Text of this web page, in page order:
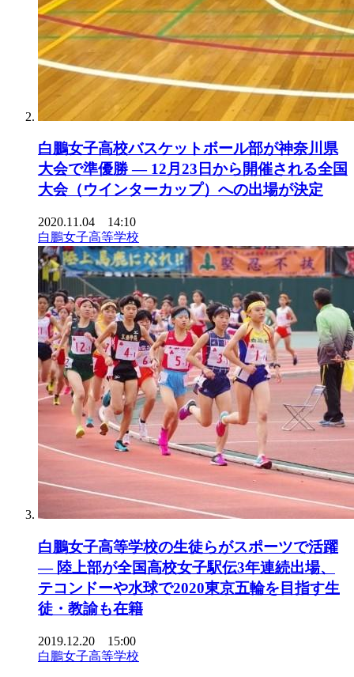
白鵬女子高校バスケットボール部が神奈川県
大会で準優勝 — 12月23日から開催される全国
大会（ウインターカップ）への出場が決定
2020.11.04 14:10
白鵬女子高等学校
白鵬女子高等学校の生徒らがスポーツで活躍
— 陸上部が全国高校女子駅伝3年連続出場、
テコンドーや水球で2020東京五輪を目指す生
徒・教諭も在籍
2019.12.20 15:00
白鵬女子高等学校